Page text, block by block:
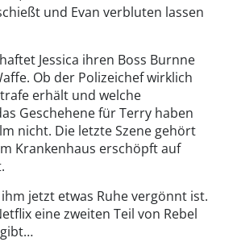
und Evan verbluten lassen
Jessica ihren Boss Burnne
Ob der Polizeichef wirklich
erhält und welche
Geschehene für Terry haben
nicht. Die letzte Szene gehört
Krankenhaus erschöpft auf
jetzt etwas Ruhe vergönnt ist.
eine zweiten Teil von Rebel